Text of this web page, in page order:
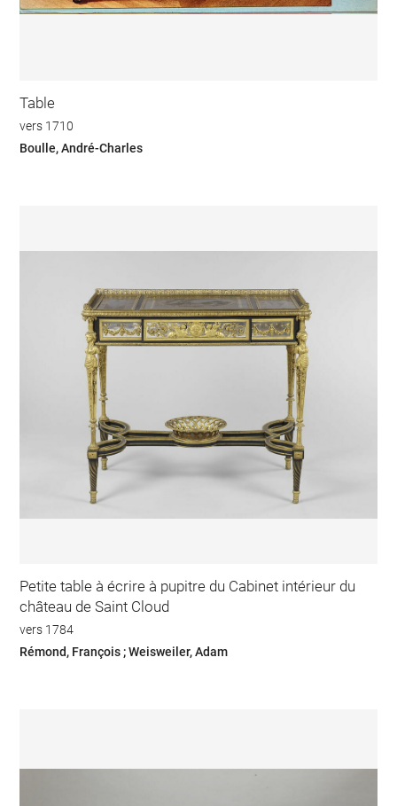
Table
vers 1710
Boulle, André-Charles
Petite table à écrire à pupitre du Cabinet intérieur du
château de Saint Cloud
vers 1784
Rémond, François ; Weisweiler, Adam